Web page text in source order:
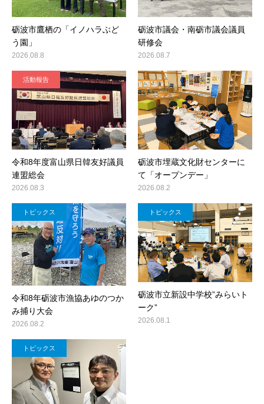
砺波市鷹栖の「イノハラぶど
う園」
2026.08.8
砺波市議会・南砺市議会議員
研修会
2026.08.7
活動報告
令和8年度富山県日韓友好議員
連盟総会
2026.08.3
砺波市埋蔵文化財センターに
て「オープンデー」
2026.08.2
トピックス
令和8年砺波市漁協あゆのつか
み捕り大会
2026.08.2
トピックス
砺波市立新設中学校”みらいト
ーク”
2026.08.1
トピックス